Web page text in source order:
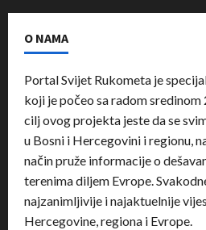
O NAMA
Portal Svijet Rukometa je
koji je počeo sa radom sredinom
cilj ovog projekta jeste da se
u Bosni i Hercegovini i regionu,
način pruže informacije o
terenima diljem Evrope.
najzanimljivije i najaktuelnije
Hercegovine, regiona i Evrope.